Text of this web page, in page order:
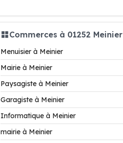
Commerces à 01252 Meinier
Menuisier à Meinier
Mairie à Meinier
Paysagiste à Meinier
Garagiste à Meinier
Informatique à Meinier
mairie à Meinier